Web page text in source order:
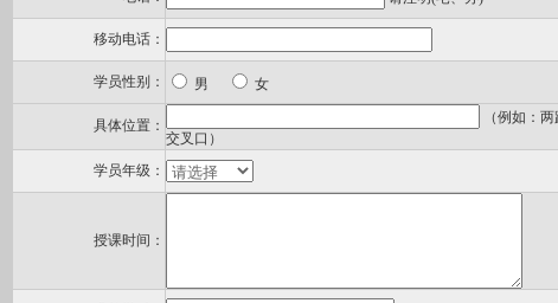
移动电话：
学员性别： 男 女
具体位置：
（例如：两
交叉口）
学员年级：
授课时间：